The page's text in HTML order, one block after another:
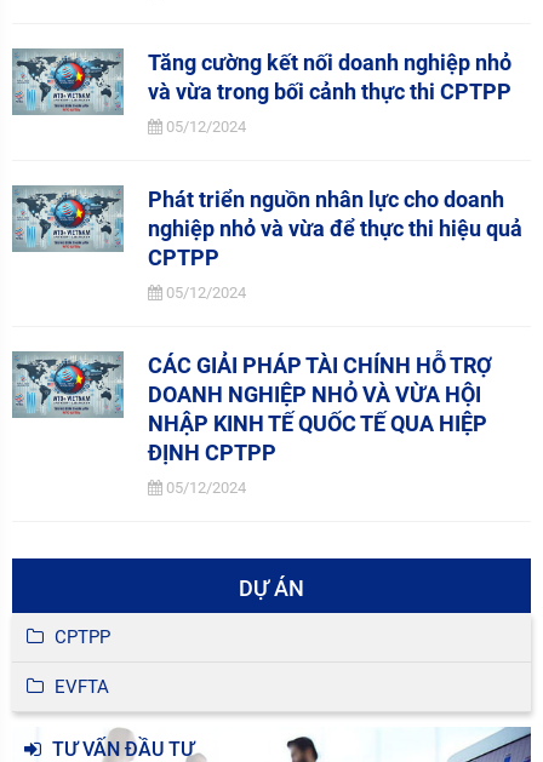
Tăng cường kết nối doanh nghiệp nhỏ
và vừa trong bối cảnh thực thi CPTPP
05/12/2024
Phát triển nguồn nhân lực cho doanh
nghiệp nhỏ và vừa để thực thi hiệu quả
CPTPP
05/12/2024
CÁC GIẢI PHÁP TÀI CHÍNH HỖ TRỢ
DOANH NGHIỆP NHỎ VÀ VỪA HỘI
NHẬP KINH TẾ QUỐC TẾ QUA HIỆP
ĐỊNH CPTPP
05/12/2024
DỰ ÁN
CPTPP
EVFTA
TƯ VẤN ĐẦU TƯ